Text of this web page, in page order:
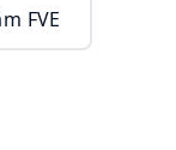
FVE